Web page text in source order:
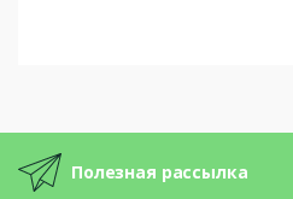
Полезная рассылка